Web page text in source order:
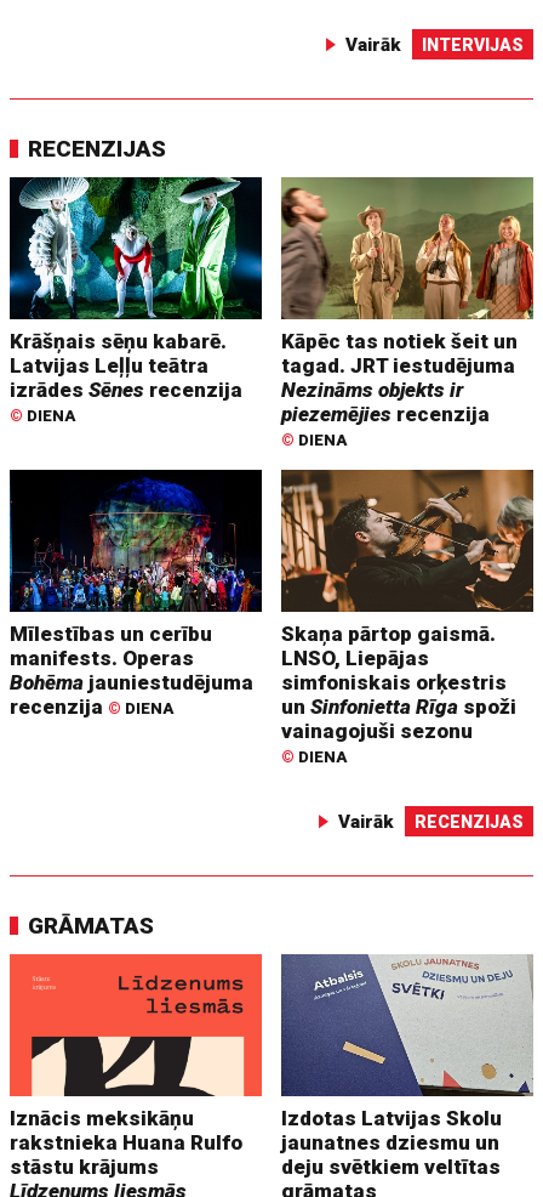
Vairāk INTERVIJAS
RECENZIJAS
Krāšņais sēņu kabarē.
Latvijas Leļļu teātra
izrādesSēnes recenzija
© DIENA
Kāpēc tas notiek šeit un
tagad. JRT iestudējuma
Nezināms objekts ir
piezemējies recenzija
© DIENA
Mīlestības un cerību
manifests. Operas
Bohēma jauniestudējuma
recenzija © DIENA
Skaņa pārtop gaismā.
LNSO, Liepājas
simfoniskais orķestris
unSinfonietta Rīga spoži
vainagojuši sezonu
© DIENA
Vairāk RECENZIJAS
GRĀMATAS
Iznācis meksikāņu
rakstnieka Huana Rulfo
stāstu krājums
Līdzenums liesmās
Izdotas Latvijas Skolu
jaunatnes dziesmu un
deju svētkiem veltītas
grāmatas